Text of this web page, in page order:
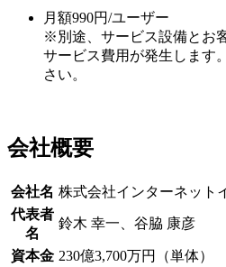
月額990円/ユーザー
※別途、サービス設備とお
サービス費用が発生します
さい。
会社概要
会社名 株式会社インターネット
代表者
名
鈴木 幸一、谷脇 康彦
資本金 230億3,700万円（単体）